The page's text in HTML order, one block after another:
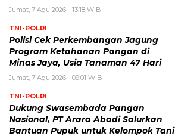
Jumat, 7 Agu 2026 - 13:18 WIB
TNI-POLRI
Polisi Cek Perkembangan Jagung
Program Ketahanan Pangan di
Minas Jaya, Usia Tanaman 47 Hari
Jumat, 7 Agu 2026 - 09:01 WIB
TNI-POLRI
Dukung Swasembada Pangan
Nasional, PT Arara Abadi Salurkan
Bantuan Pupuk untuk Kelompok Tani